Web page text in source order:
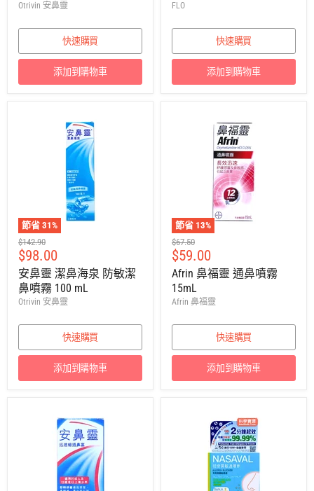
Otrivin 安鼻靈
快速購買
添加到購物車
FLO
快速購買
添加到購物車
節省 31%
建
議
零
售
價
$142.90
售
價
$98.00
安鼻靈 潔鼻海泉 防敏潔
鼻噴霧 100 mL
Otrivin 安鼻靈
快速購買
添加到購物車
節省 13%
建
議
零
售
價
$67.50
售
價
$59.00
Afrin 鼻福靈 通鼻噴霧
15mL
Afrin 鼻福靈
快速購買
添加到購物車